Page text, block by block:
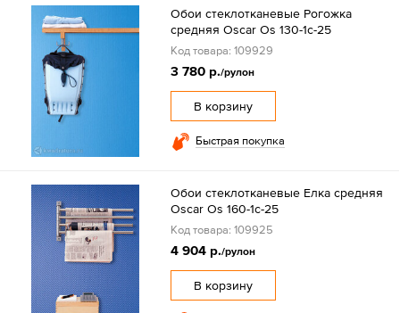
Обои стеклотканевые Рогожка
средняя Oscar Os 130-1c-25
Код товара: 109929
3 780 р./рулон
В корзину
Быстрая покупка
Обои стеклотканевые Елка средняя
Oscar Os 160-1c-25
Код товара: 109925
4 904 р./рулон
В корзину